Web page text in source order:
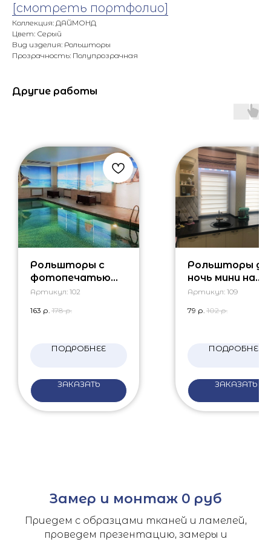
[смотреть портфолио]
Коллекция: ДАЙМОНД
Цвет: Серый
Вид изделия: Рольшторы
Прозрачность: Полупрозрачная
Другие работы
Рольшторы с
фотопечатью
для бассейна
Артикул: 102
163 р. 178 р.
ПОДРОБНЕЕ
ЗАКАЗАТЬ
Рольшторы
ночь мини на
кухню
Артикул: 109
79 р. 102 р.
ПОДРОБНЕЕ
ЗАКАЗАТЬ
Замер и монтаж 0 руб
Приедем с образцами тканей и ламелей,
проведем презентацию, замеры и